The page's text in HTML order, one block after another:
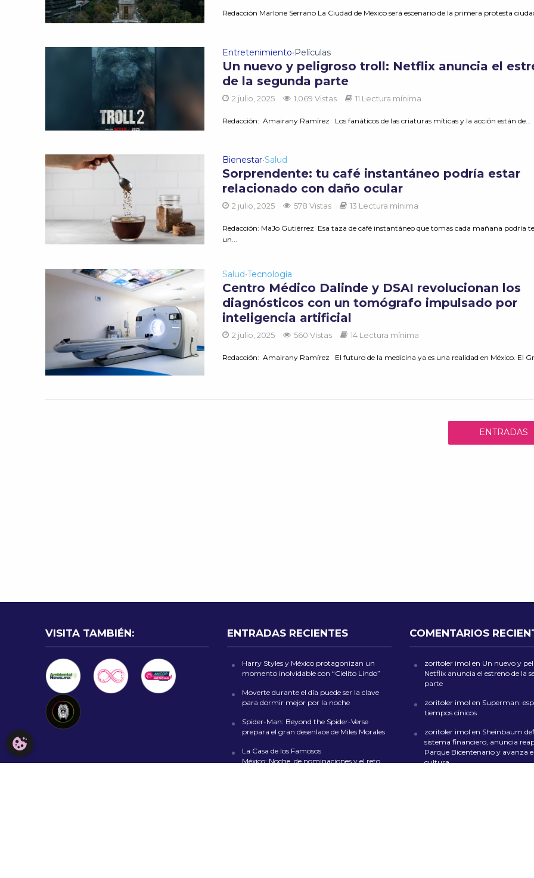
Redacción Marlone Serrano La Ciudad de México será escenario de la primera protesta
Entretenimiento•Películas
Un nuevo y peligroso troll: Netflix anuncia el
de la segunda parte
2 julio, 2025 1,069 Vistas 11 Lectura mínima
Redacción: Amairany Ramírez Los fanáticos de las criaturas míticas y la acción están de...
Bienestar•Salud
Sorprendente: tu café instantáneo podría estar
relacionado con daño ocular
2 julio, 2025 578 Vistas 13 Lectura mínima
Redacción: MaJo Gutiérrez Esa taza de café instantáneo que tomas cada mañana podría
un...
Salud•Tecnología
Centro Médico Dalinde y DSAI revolucionan los
diagnósticos con un tomógrafo impulsado por
inteligencia artificial
2 julio, 2025 560 Vistas 14 Lectura mínima
Redacción: Amairany Ramírez El futuro de la medicina ya es una realidad en México. El
ENTRADAS
VISITA TAMBIÉN: ENTRADAS RECIENTES
Harry Styles y México protagonizan un
momento inolvidable con “Cielito Lindo”
Moverte durante el día puede ser la clave
para dormir mejor por la noche
Spider-Man: Beyond the Spider-Verse
prepara el gran desenlace de Miles Morales
La Casa de los Famosos
México: Noche de nominaciones y el reto
COMENTARIOS
zoritoler imol en Un nuevo y
Netflix anuncia el estreno de la
parte
zoritoler imol en Superman:
tiempos cínicos
zoritoler imol en Sheinbaum
sistema financiero, anuncia
Parque Bicentenario y avanza
cultura
CONFIGURACIÓN DE COOKIES